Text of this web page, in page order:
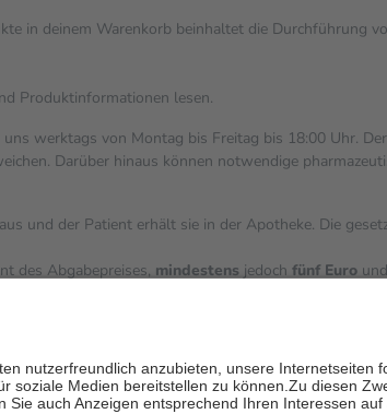
in deinem Warenkorb beinhaltet die Durchführung
Produktinformationen lesen.
werktags von Montag bis Freitag bis 18:00 Uhr.
Darüber hinaus können notwendige
und der Patient erhält sie in der Apotheke. Die
des Abgabepreises, mindestens jedoch fünf Euro und
und die besondere Stellung der Familie zu
der Fahrkosten
getragen werden